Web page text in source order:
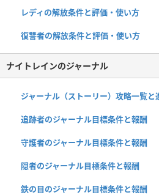
レディの解放条件と評価・使い方
復讐者の解放条件と評価・使い方
ナイトレインのジャーナル
ジャーナル（ストーリー）攻略一覧と
追跡者のジャーナル目標条件と報酬
守護者のジャーナル目標条件と報酬
隠者のジャーナル目標条件と報酬
鉄の目のジャーナル目標条件と報酬